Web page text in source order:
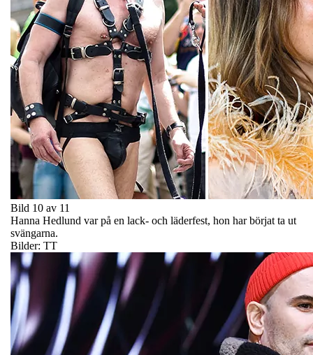
Bild 10 av 11
Hanna Hedlund var på en lack- och läderfest, hon har börjat ta ut
svängarna.
Bilder: TT